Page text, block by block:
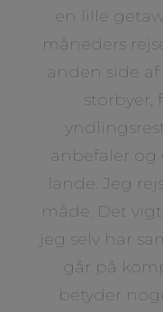
en lille
måneders
anden side
storbyer,
anbefaler og
lande. Jeg
måde. Det
jeg selv har
går på
betyder